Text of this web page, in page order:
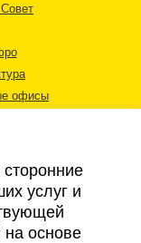
офисы
услуг и
на основе